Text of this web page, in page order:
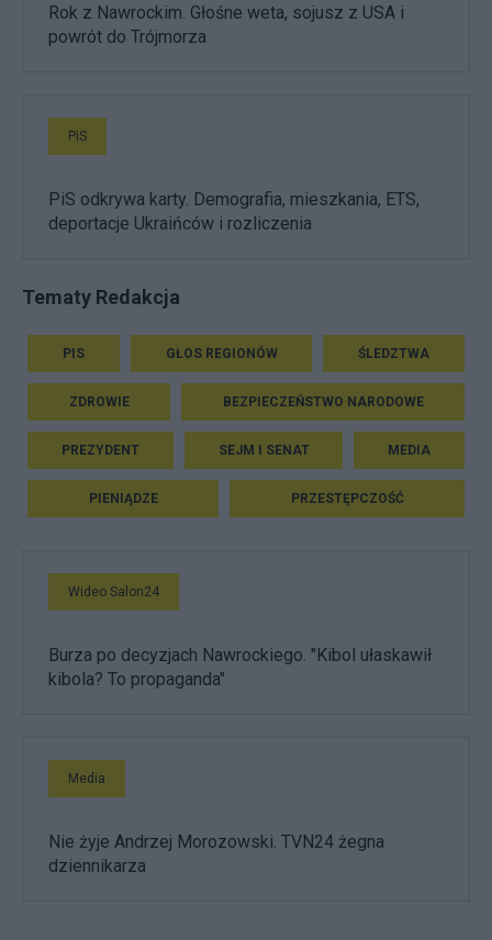
Rok z Nawrockim. Głośne weta, sojusz z USA i
powrót do Trójmorza
PiS
PiS odkrywa karty. Demografia, mieszkania, ETS,
deportacje Ukraińców i rozliczenia
Tematy Redakcja
PIS GŁOS REGIONÓW ŚLEDZTWA
ZDROWIE BEZPIECZEŃSTWO NARODOWE
PREZYDENT SEJM I SENAT MEDIA
PIENIĄDZE PRZESTĘPCZOŚĆ
Wideo Salon24
Burza po decyzjach Nawrockiego. "Kibol ułaskawił
kibola? To propaganda"
Media
Nie żyje Andrzej Morozowski. TVN24 żegna
dziennikarza